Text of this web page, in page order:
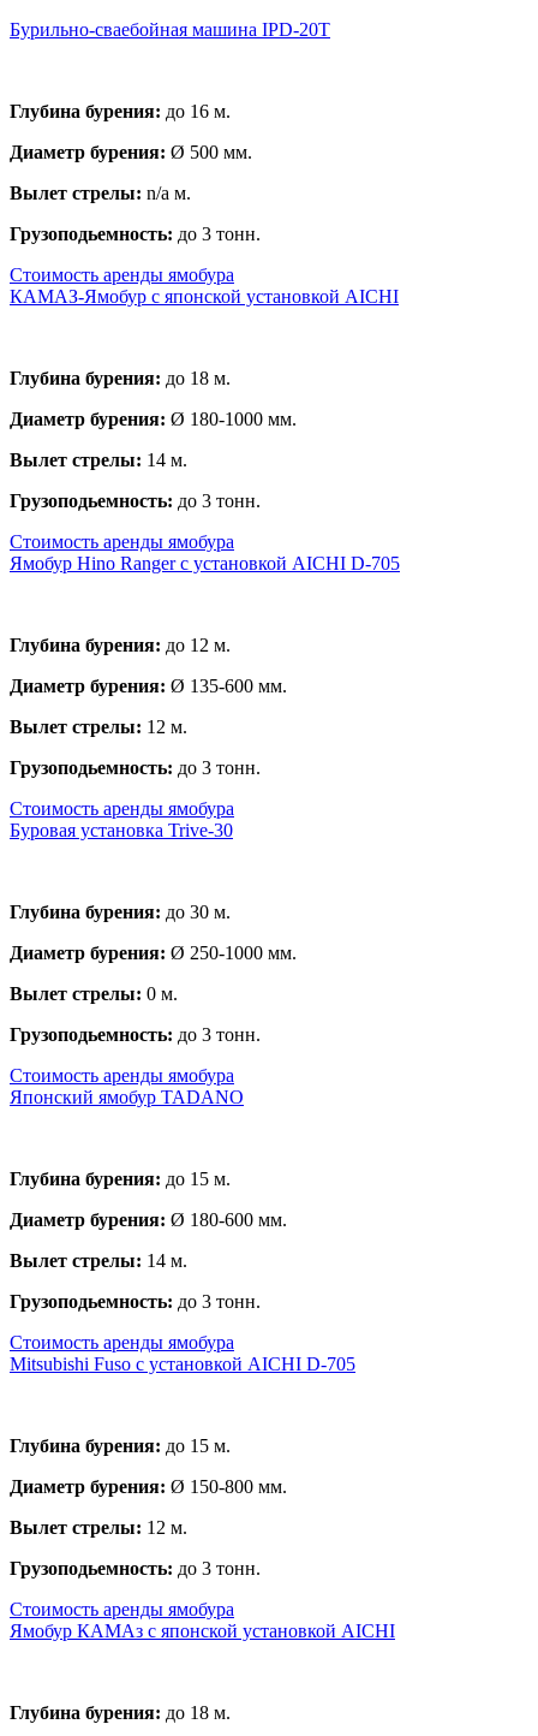
Бурильно-сваебойная машина IPD-20T
Глубина бурения: до 16 м.
Диаметр бурения: Ø 500 мм.
Вылет стрелы: n/a м.
Грузоподьемность: до 3 тонн.
Стоимость аренды ямобура
КАМАЗ-Ямобур с японской установкой AICHI
Глубина бурения: до 18 м.
Диаметр бурения: Ø 180-1000 мм.
Вылет стрелы: 14 м.
Грузоподьемность: до 3 тонн.
Стоимость аренды ямобура
Ямобур Hino Ranger с установкой AICHI D-705
Глубина бурения: до 12 м.
Диаметр бурения: Ø 135-600 мм.
Вылет стрелы: 12 м.
Грузоподьемность: до 3 тонн.
Стоимость аренды ямобура
Буровая установка Trive-30
Глубина бурения: до 30 м.
Диаметр бурения: Ø 250-1000 мм.
Вылет стрелы: 0 м.
Грузоподьемность: до 3 тонн.
Стоимость аренды ямобура
Японский ямобур TADANO
Глубина бурения: до 15 м.
Диаметр бурения: Ø 180-600 мм.
Вылет стрелы: 14 м.
Грузоподьемность: до 3 тонн.
Стоимость аренды ямобура
Mitsubishi Fuso с установкой AICHI D-705
Глубина бурения: до 15 м.
Диаметр бурения: Ø 150-800 мм.
Вылет стрелы: 12 м.
Грузоподьемность: до 3 тонн.
Стоимость аренды ямобура
Ямобур КАМАз с японской установкой AICHI
Глубина бурения: до 18 м.